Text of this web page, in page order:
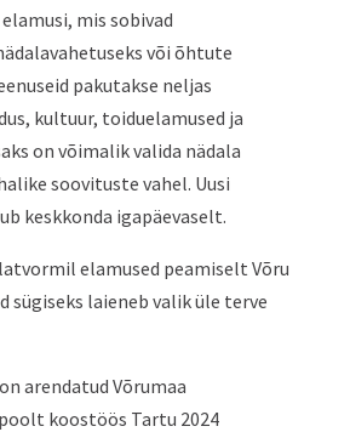
mis sobivad
või õhtute
pakutakse neljas
kultuur, toiduelamused ja
on võimalik valida nädala
soovituste vahel. Uusi
keskkonda igapäevaselt.
elamused peamiselt Võru
sügiseks laieneb valik üle terve
arendatud Võrumaa
koostöös Tartu 2024